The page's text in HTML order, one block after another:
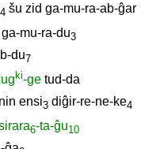
4 šu zid ga-mu-ra-ab-ĝar
ga-mu-ra-du3
du7
ki-ge tud-da
nin ensi3 diĝir-re-ne-ke4
6-ta-ĝu10